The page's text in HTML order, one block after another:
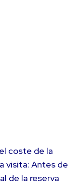
coste de la
visita: Antes de
de la reserva